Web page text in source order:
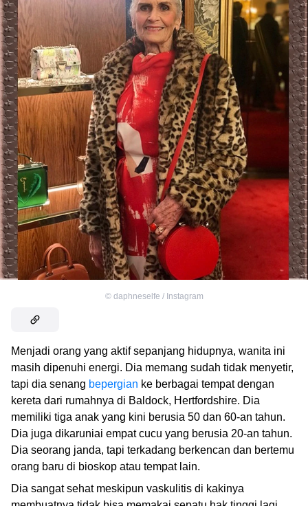
© daphneselfe / Instagram
Menjadi orang yang aktif sepanjang hidupnya, wanita ini
masih dipenuhi energi. Dia memang sudah tidak menyetir,
tapi dia senang bepergian ke berbagai tempat dengan
kereta dari rumahnya di Baldock, Hertfordshire. Dia
memiliki tiga anak yang kini berusia 50 dan 60-an tahun.
Dia juga dikaruniai empat cucu yang berusia 20-an tahun.
Dia seorang janda, tapi terkadang berkencan dan bertemu
orang baru di bioskop atau tempat lain.
Dia sangat sehat meskipun vaskulitis di kakinya